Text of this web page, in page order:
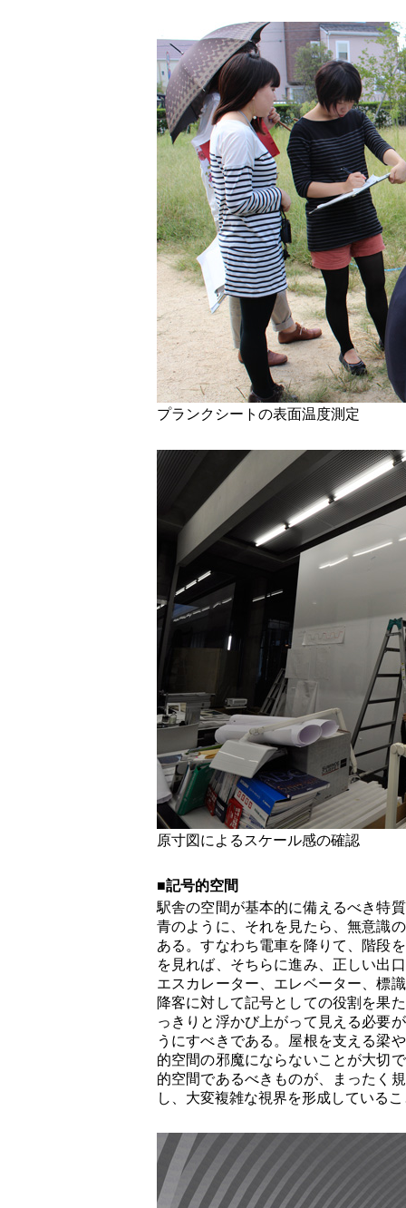
プランクシートの表面温度測定
原寸図によるスケール感の確認
■記号的空間
駅舎の空間が基本的に備えるべき特
青のように、それを見たら、無意識
ある。すなわち電車を降りて、階段
を見れば、そちらに進み、正しい出
エスカレーター、エレベーター、標
降客に対して記号としての役割を果
っきりと浮かび上がって見える必要
うにすべきである。屋根を支える梁
的空間の邪魔にならないことが大切
的空間であるべきものが、まったく
し、大変複雑な視界を形成している